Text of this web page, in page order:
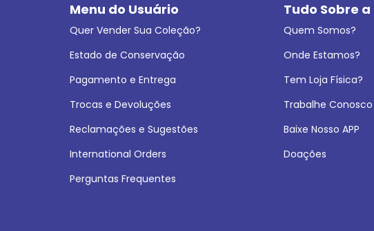
Menu do Usuário
Quer Vender Sua Coleção?
Estado de Conservação
Pagamento e Entrega
Trocas e Devoluções
Reclamações e Sugestões
International Orders
Perguntas Frequentes
Tudo Sobre a
Quem Somos?
Onde Estamos?
Tem Loja Física?
Trabalhe Conosco
Baixe Nosso APP
Doações